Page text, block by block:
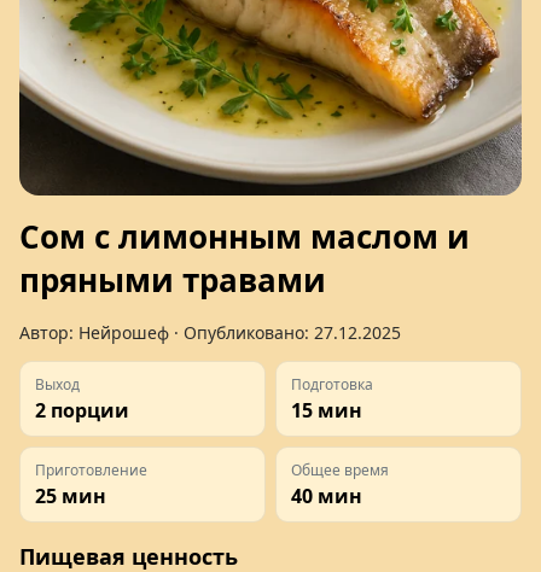
Сом с лимонным маслом и
пряными травами
Автор: Нейрошеф · Опубликовано: 27.12.2025
Выход
2 порции
Подготовка
15 мин
Приготовление
25 мин
Общее время
40 мин
Пищевая ценность